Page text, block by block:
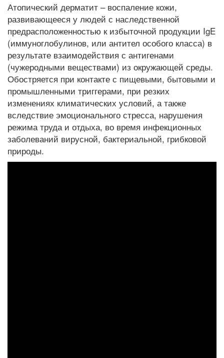
Атопический дерматит – воспаление кожи,
развивающееся у людей с наследственной
предрасположенностью к избыточной продукции IgE
(иммуноглобулинов, или антител особого класса) в
результате взаимодействия с антигенами
(чужеродными веществами) из окружающей среды.
Обостряется при контакте с пищевыми, бытовыми и
промышленными триггерами, при резких
изменениях климатических условий, а также
вследствие эмоционального стресса, нарушения
режима труда и отдыха, во время инфекционных
заболеваний вирусной, бактериальной, грибковой
природы.